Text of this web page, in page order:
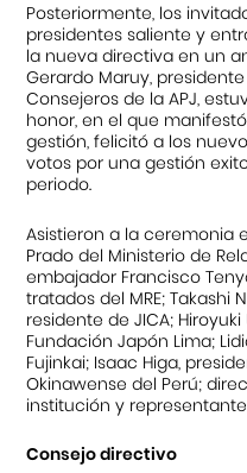
Posteriormente, los
presidentes saliente y
la nueva directiva en un
Gerardo Maruy,
Consejeros de la APJ,
honor, en el que
gestión, felicitó a los
votos por una gestión
periodo.
Asistieron a la ceremonia
Prado del Ministerio de
embajador Francisco
tratados del MRE; Takashi
residente de JICA;
Fundación Japón Lima;
Fujinkai; Isaac Higa,
Okinawense del Perú;
institución y
Consejo directivo